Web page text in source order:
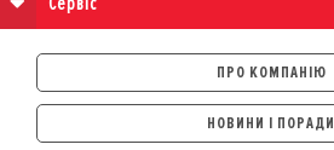
ПРО КОМПАНІЮ
НОВИНИ І ПОРАДИ